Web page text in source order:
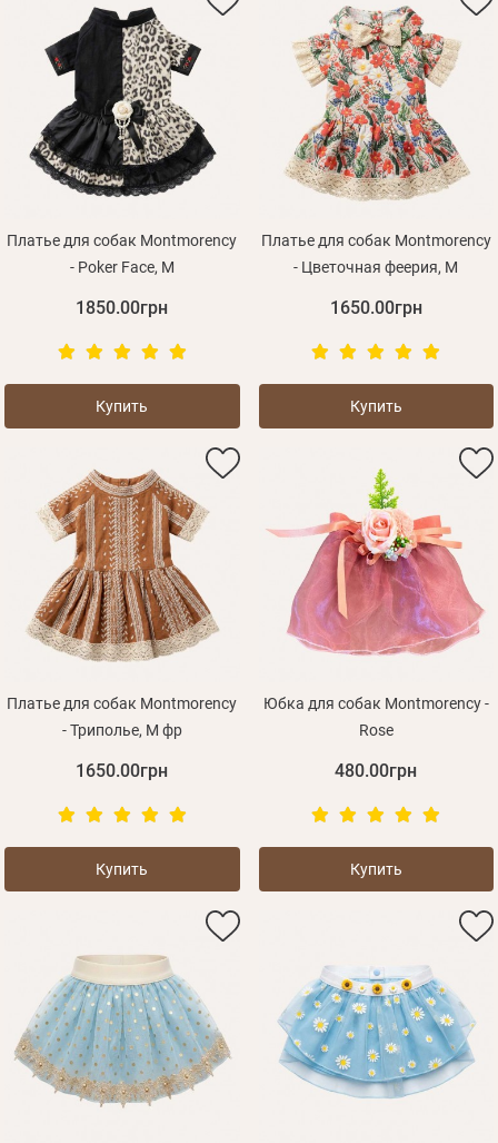
Платье для собак Montmorency
- Poker Face, M
1850.00грн
Купить
Платье для собак Montmorency
- Цветочная феерия, M
1650.00грн
Купить
Платье для собак Montmorency
- Триполье, M фр
1650.00грн
Купить
Юбка для собак Montmorency -
Rose
480.00грн
Купить